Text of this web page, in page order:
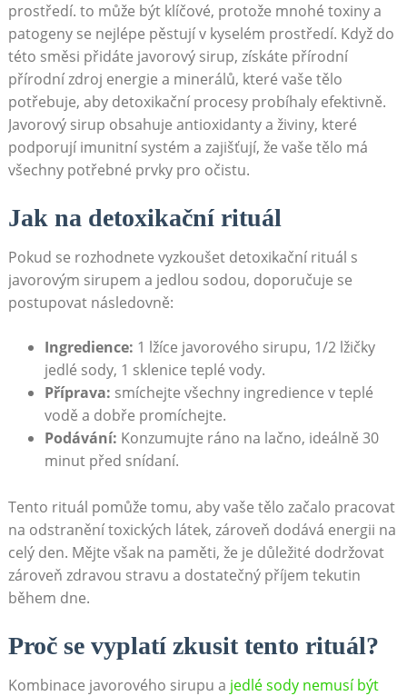
prostředí.⁣ to může být klíčové,⁤ protože mnohé​ toxiny a
patogeny se nejlépe pěstují v⁤ kyselém prostředí. Když do
této ⁤směsi přidáte ​javorový sirup, získáte ‍přírodní
přírodní zdroj energie a minerálů, které vaše⁢ tělo
potřebuje, aby detoxikační procesy probíhaly‌ efektivně.
Javorový sirup obsahuje antioxidanty a živiny, které
podporují‍ imunitní systém ‍a zajišťují, že vaše tělo má
všechny potřebné ⁣prvky pro⁢ očistu.
Jak na detoxikační rituál
Pokud se ⁣rozhodnete vyzkoušet detoxikační rituál s‍
javorovým sirupem a jedlou sodou,‍ doporučuje se
postupovat následovně:
Ingredience: 1 lžíce javorového ​sirupu, ⁤1/2 lžičky
jedlé sody,​ 1 sklenice teplé⁣ vody.
Příprava: smíchejte všechny ingredience v teplé
vodě ​a⁤ dobře promíchejte.
Podávání: Konzumujte ‍ráno na lačno, ideálně 30
minut před⁢ snídaní.
Tento rituál ⁣pomůže tomu, aby⁢ vaše tělo začalo pracovat
⁣na odstranění toxických ⁣látek, ⁢zároveň dodává energii⁣ na
​celý ⁣den. Mějte však na paměti,⁤ že je důležité dodržovat
zároveň zdravou stravu⁢ a ‌dostatečný příjem tekutin
během dne.
Proč se vyplatí zkusit tento ⁣rituál?
Kombinace javorového‍ sirupu a jedlé sody nemusí být